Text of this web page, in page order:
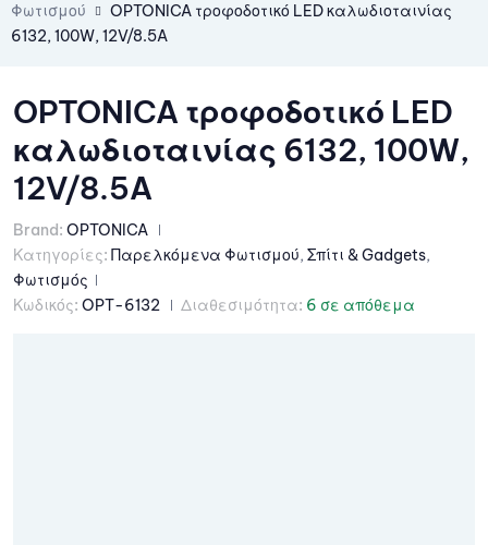
Φωτισμού
OPTONICA τροφοδοτικό LED καλωδιοταινίας
6132, 100W, 12V/8.5A
OPTONICA τροφοδοτικό LED
καλωδιοταινίας 6132, 100W,
12V/8.5A
Brand: OPTONICA
Κατηγορίες: Παρελκόμενα Φωτισμού, Σπίτι & Gadgets,
Φωτισμός
Κωδικός: OPT-6132 Διαθεσιμότητα: 6 σε απόθεμα